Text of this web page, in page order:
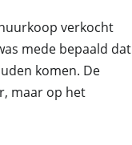
verkocht
mede bepaald dat
komen. De
maar op het